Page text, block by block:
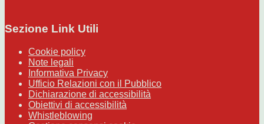
Sezione Link Utili
Cookie policy
Note legali
Informativa Privacy
Ufficio Relazioni con il Pubblico
Dichiarazione di accessibilità
Obiettivi di accessibilità
Whistleblowing